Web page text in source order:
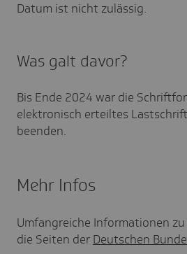
Datum ist nicht zulässig.
Was galt davor?
Bis Ende 2024 war die
elektronisch erteiltes
beenden.
Mehr Infos
Umfangreiche Informationen zu
die Seiten der Deutschen